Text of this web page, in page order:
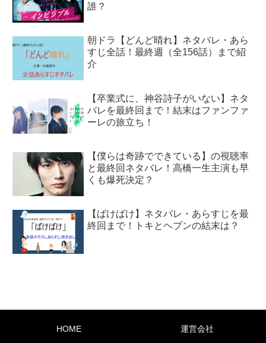
誰？
朝ドラ【どんど晴れ】ネタバレ・あら
すじ全話！最終週（全156話）まで紹
介
【卒業式に、神谷詩子がいない】ネタ
バレを最終回まで！結末はファンファ
ーレの旅立ち！
【僕らは奇跡でできている】の視聴率
と最終回ネタバレ！高橋一生主演も早
くも爆死決定？
【ばけばけ】ネタバレ・あらすじを最
終回まで！トキとヘブンの結末は？
HOME 運営会社